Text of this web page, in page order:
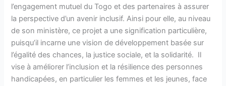
l’engagement mutuel du Togo et des partenaires à assurer
la perspective d’un avenir inclusif. Ainsi pour elle, au niveau
de son ministère, ce projet a une signification particulière,
puisqu’il incarne une vision de développement basée sur
l’égalité des chances, la justice sociale, et la solidarité. Il
vise à améliorer l’inclusion et la résilience des personnes
handicapées, en particulier les femmes et les jeunes, face